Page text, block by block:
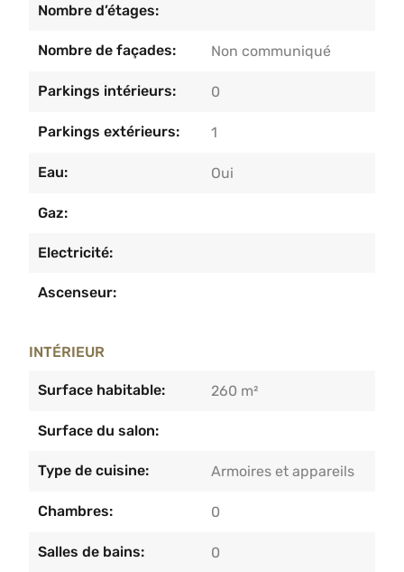
Nombre d’étages:
Nombre de façades: Non communiqué
Parkings intérieurs: 0
Parkings extérieurs: 1
Eau: Oui
Gaz:
Electricité:
Ascenseur:
INTÉRIEUR
Surface habitable: 260 m²
Surface du salon:
Type de cuisine: Armoires et appareils
Chambres: 0
Salles de bains: 0